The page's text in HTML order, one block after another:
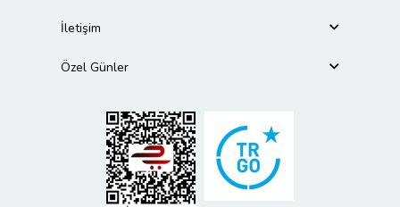
İletişim
Özel Günler